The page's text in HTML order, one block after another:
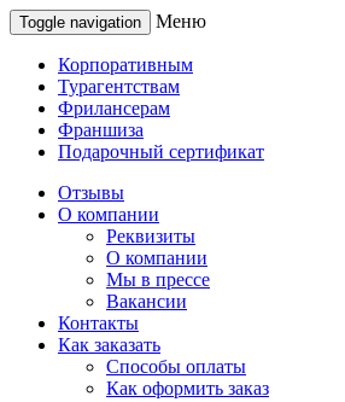
Toggle navigation Меню
Корпоративным
Турагентствам
Фрилансерам
Франшиза
Подарочный сертификат
Отзывы
О компании
Реквизиты
О компании
Мы в прессе
Вакансии
Контакты
Как заказать
Способы оплаты
Как оформить заказ